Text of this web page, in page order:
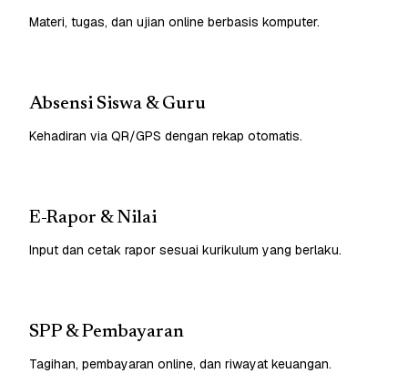
Materi, tugas, dan ujian online berbasis komputer.
Absensi Siswa & Guru
Kehadiran via QR/GPS dengan rekap otomatis.
E-Rapor & Nilai
Input dan cetak rapor sesuai kurikulum yang berlaku.
SPP & Pembayaran
Tagihan, pembayaran online, dan riwayat keuangan.